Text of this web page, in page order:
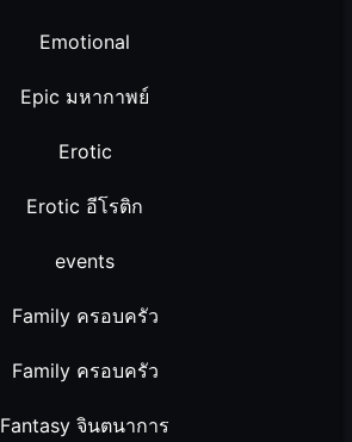
Emotional
Epic มหากาพย์
Erotic
Erotic อีโรติก
events
Family ครอบครัว
Family ครอบครัว
Fantasy จินตนาการ